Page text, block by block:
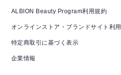
ALBION Beauty Program利用規約
オンラインストア・ブランドサイト利
特定商取引に基づく表示
企業情報